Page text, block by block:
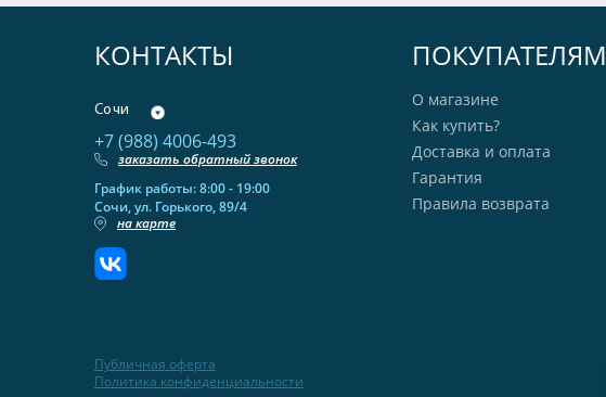
КОНТАКТЫ
Сочи
+7 (988) 4006-493
заказать обратный звонок
График работы: 8:00 - 19:00
Сочи, ул. Горького, 89/4
на карте
ПОКУПАТЕЛЯМ
О магазине
Как купить?
Доставка и оплата
Гарантия
Правила возврата
Публичная оферта
Политика конфиденциальности